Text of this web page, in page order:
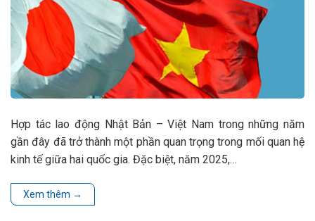
Hợp tác lao động Nhật Bản – Việt Nam trong những năm
gần đây đã trở thành một phần quan trọng trong mối quan hệ
kinh tế giữa hai quốc gia. Đặc biệt, năm 2025,…
Xem thêm →